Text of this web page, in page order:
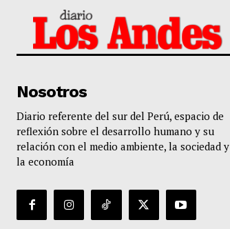
Nosotros
Diario referente del sur del Perú, espacio de
reflexión sobre el desarrollo humano y su
relación con el medio ambiente, la sociedad y
la economía